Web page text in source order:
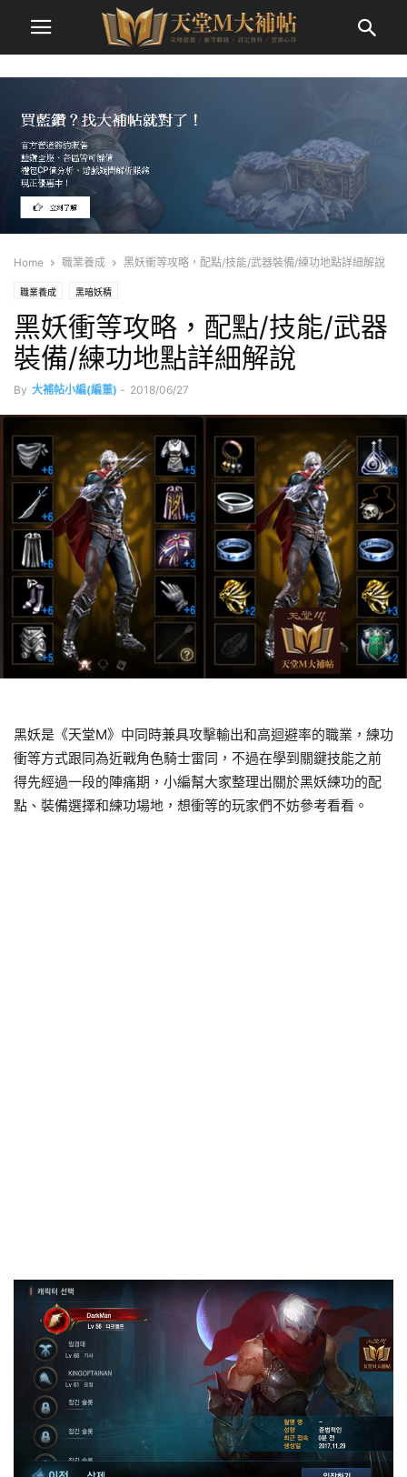
Home 職業養成 黑妖衝等攻略，配點/技能/武器裝備/練功地點詳細解說
職業養成 黑暗妖精
黑妖衝等攻略，配點/技能/武器
裝備/練功地點詳細解說
By 大補帖小編(編董) - 2018/06/27
黑妖是《天堂M》中同時兼具攻擊輸出和高迴避率的職業，練功
衝等方式跟同為近戰角色騎士雷同，不過在學到關鍵技能之前
得先經過一段的陣痛期，小編幫大家整理出關於黑妖練功的配
點、裝備選擇和練功場地，想衝等的玩家們不妨參考看看。